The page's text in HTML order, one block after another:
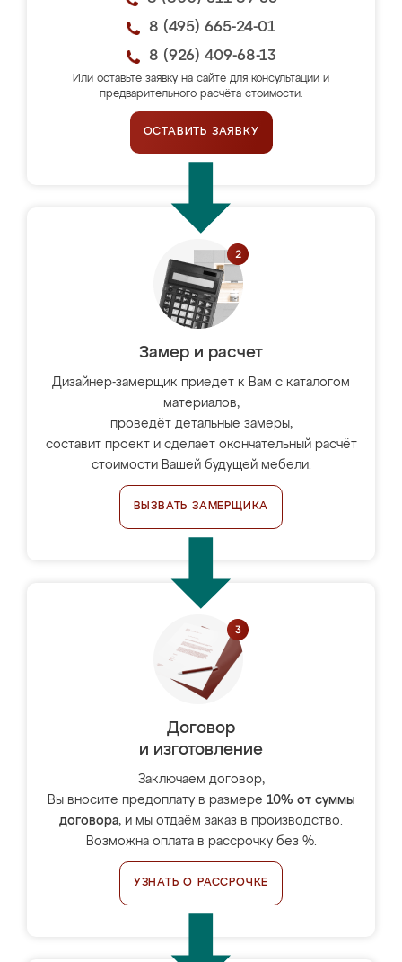
8 (495) 665-24-01
8 (926) 409-68-13
Или оставьте заявку на сайте для консультации и
предварительного расчёта стоимости.
ОСТАВИТЬ ЗАЯВКУ
Замер и расчет
Дизайнер-замерщик приедет к Вам с каталогом
материалов,
проведёт детальные замеры,
составит проект и сделает окончательный расчёт
стоимости Вашей будущей мебели.
ВЫЗВАТЬ ЗАМЕРЩИКА
Договор
и изготовление
Заключаем договор,
Вы вносите предоплату в размере 10% от суммы
договора, и мы отдаём заказ в производство.
Возможна оплата в рассрочку без %.
УЗНАТЬ О РАССРОЧКЕ